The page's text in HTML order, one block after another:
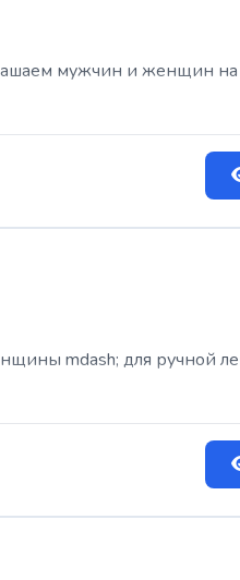
мужчин и женщин
mdash; для ручной